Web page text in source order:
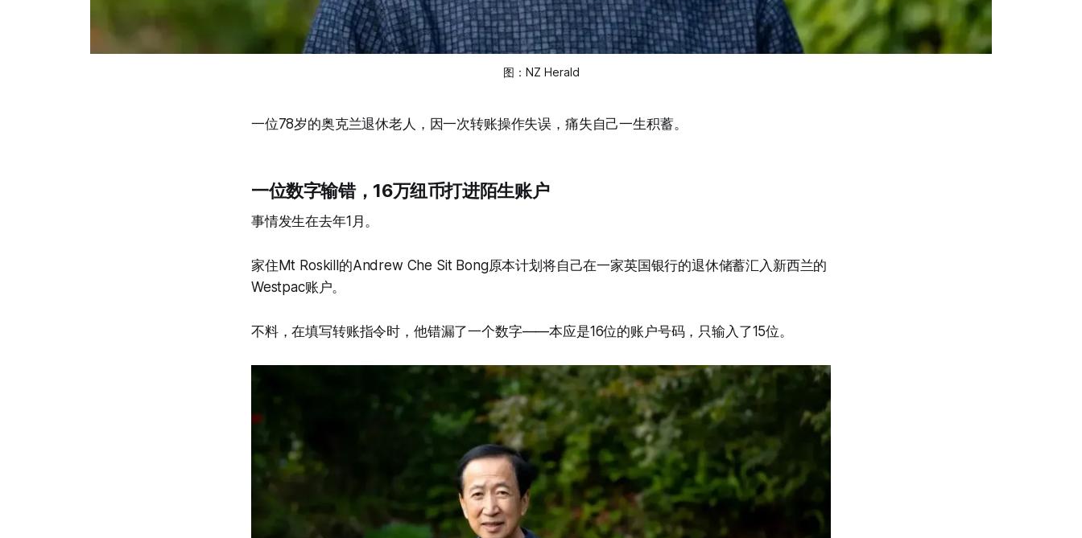
图：NZ Herald
一位78岁的奥克兰退休老人，因一次转账操作失误，痛失自己一生积蓄。
一位数字输错，16万纽币打进陌生账户
事情发生在去年1月。
家住Mt Roskill的Andrew Che Sit Bong原本计划将自己在一家英国银行的退休储蓄汇入新西兰的
Westpac账户。
不料，在填写转账指令时，他错漏了一个数字——本应是16位的账户号码，只输入了15位。